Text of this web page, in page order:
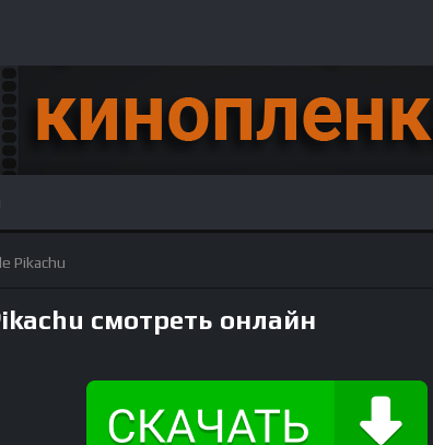
Pikachu
смотреть онлайн